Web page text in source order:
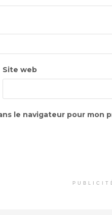
Site web
le navigateur pour mon